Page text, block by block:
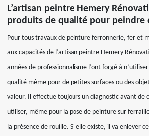
L’artisan peintre Hemery
produits de qualité pour peindre
Pour tous travaux de peinture ferronnerie, fer et
aux capacités de l’artisan peintre Hemery
années de professionnalisme l’ont forgé à
qualité même pour de petites surfaces ou des
valeur. Il effectue toujours un diagnostic avant de
utiliser, même pour la pose de peinture sur
la présence de rouille. Si elle existe, il va enlever